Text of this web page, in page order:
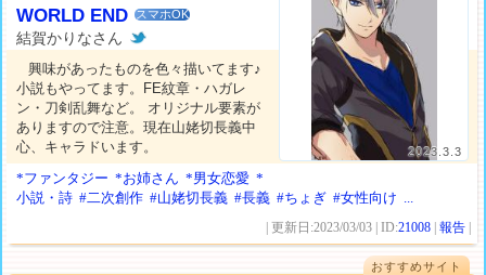
2023.3.3
WORLD END スマホOK
結賀かりなさん
興味があったものを色々描いてます♪
小説もやってます。FE紋章・ハガレ
ン・刀剣乱舞など。 オリジナル要素が
ありますので注意。現在山姥切長義中
心、キャラドいます。
*ファンタジー *お姉さん *男女恋愛 *
小説・詩 #二次創作 #山姥切長義 #長義 #ちょぎ #女性向け ...
| 更新日:2023/03/03 | ID:21008 |報告
おすすめサイト